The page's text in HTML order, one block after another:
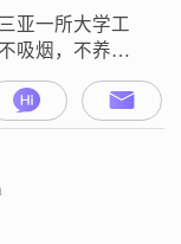
亚一所大学工
吸烟，不养宠
，不酗酒，不
气好些，好沟
当～人格底色
硕士或以上学
上，不胖，能
，在一起开
经营一个温馨